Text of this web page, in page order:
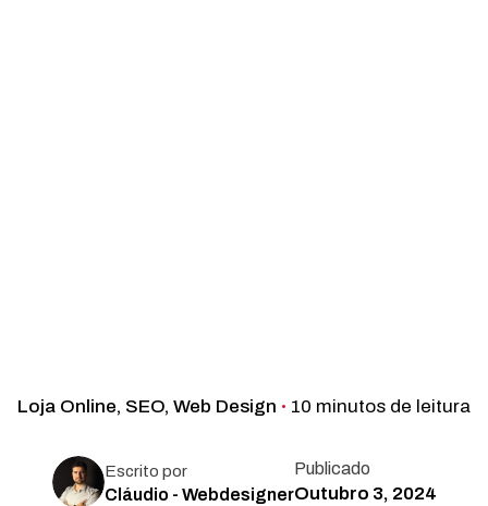
Loja Online SEO Web Design 10 minutos de leitura
Escrito por
Cláudio - Webdesigner
Publicado
Outubro 3, 2024